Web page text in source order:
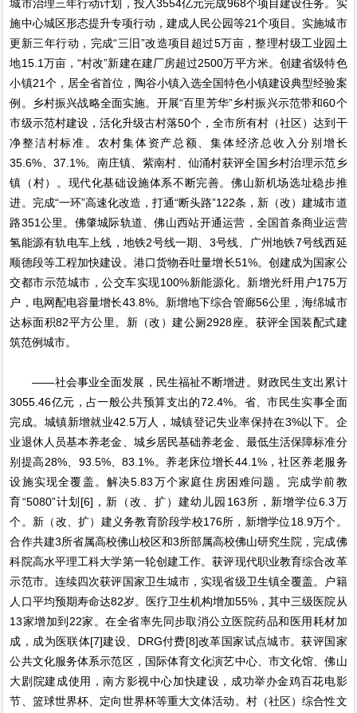
城市治理三年行动计划，投入3554亿元完成968个项目建设任务。实
施中心城区形态提升专项行动，建成人民公园等21个项目。实施城市
更新三年行动，完成“三旧”改造项目超过5万亩，整理村级工业园土
地15.1万亩，“村改”新建在建厂房超过2500万平方米。创建省级特色
小镇21个，居全省首位，陶谷小镇入选全国特色小镇建设典型经验案
例。乡村振兴战略全面实施。开展“百里芳华”乡村振兴示范带和60个
市级示范村建设，活化升级古村落50个，全市所有村（社区）达到干
净整洁村标准。农村集体资产总额、集体经济总收入分别增长
35.6%、37.1%。南庄镇、紫南村、仙涌村获评全国乡村治理示范乡
镇（村）。现代化基础设施体系不断完善。佛山新机场选址稳步推
进。完成“一环”高速化改造，打通“断头路”122条，新（改）建城市道
路351公里。佛肇城际轨道、佛山西站开通运营，全国首条商业运营
氢能源有轨电车上线，地铁2号线一期、3号线、广州地铁7号线西延
顺德段等工程加快建设。港口货物吞吐量增长51%。创建成为国家公
交都市示范城市，公交车实现100%新能源化。新增光纤用户175万
户，电网配电容量增长43.8%。新增地下综合管廊56公里，海绵城市
达标面积82平方公里。新（改）建公厕2928座。获评全国装配式建
筑范例城市。
——社会事业全面发展，民生福祉不断增进。财政民生支出累计
3055.46亿元，占一般公共预算支出的72.4%。省、市民生实事全面
完成。城镇新增就业42.5万人，城镇登记失业率保持在3%以下。企
业退休人员基本养老金、城乡居民基础养老金、最低生活保障标准分
别提高28%、93.5%、83.1%。养老床位增长44.1%，社区养老服务
设施实现全覆盖。解决5.83万个家庭住房困难问题。完成学前教
育“5080”计划[6]，新（改、扩）建幼儿园163所，新增学位6.3万
个。新（改、扩）建义务教育阶段学校176所，新增学位18.9万个。
合作共建3所省属高校佛山校区和3所部属高校佛山研究生院，完成佛
科院高水平理工科大学第一轮创建工作。获评现代职业教育综合改革
示范市。连续四次获评国家卫生城市，实现省级卫生镇全覆盖。户籍
人口平均预期寿命达82岁。医疗卫生机构增加55%，其中三级医院从
13家增加到22家。在全省率先同步取消公立医院药品和医用耗材加
成，成为医联体[7]建设、DRG付费[8]改革国家试点城市。获评国家
公共文化服务体系示范区，国际体育文化演艺中心、市文化馆、佛山
大剧院建成使用，南方影视中心加快建设，成功举办金鸡百花电影
节、篮球世界杯、定向世界杯等重大文体活动。村（社区）综合性文